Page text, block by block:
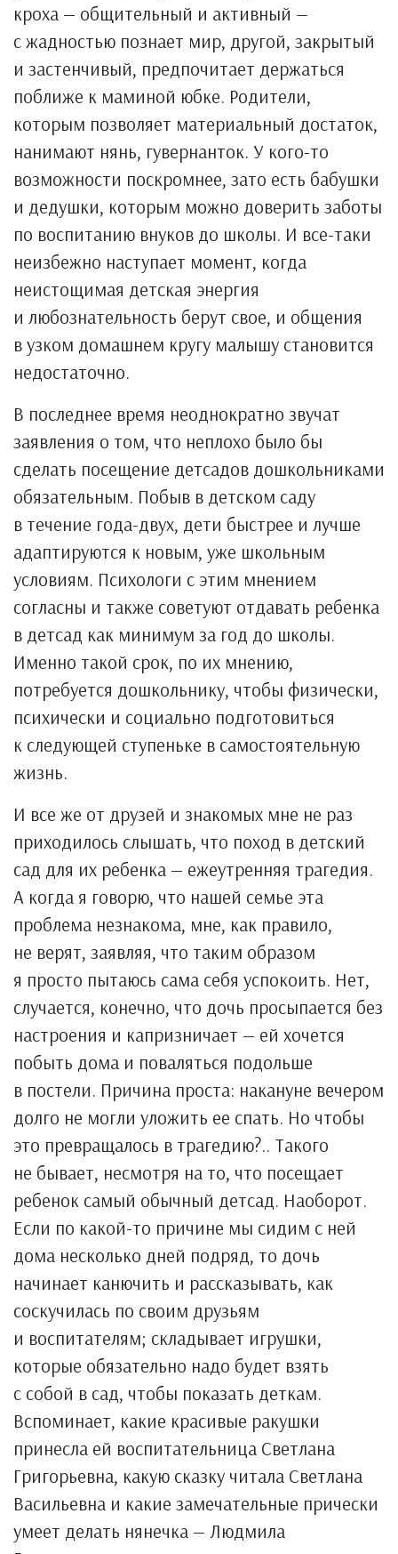
кроха — общительный и активный —
с жадностью познает мир, другой, закрытый
и застенчивый, предпочитает держаться
поближе к маминой юбке. Родители,
которым позволяет материальный достаток,
нанимают нянь, гувернанток. У кого-то
возможности поскромнее, зато есть бабушки
и дедушки, которым можно доверить заботы
по воспитанию внуков до школы. И все-таки
неизбежно наступает момент, когда
неистощимая детская энергия
и любознательность берут свое, и общения
в узком домашнем кругу малышу становится
недостаточно.
В последнее время неоднократно звучат
заявления о том, что неплохо было бы
сделать посещение детсадов дошкольниками
обязательным. Побыв в детском саду
в течение года-двух, дети быстрее и лучше
адаптируются к новым, уже школьным
условиям. Психологи с этим мнением
согласны и также советуют отдавать ребенка
в детсад как минимум за год до школы.
Именно такой срок, по их мнению,
потребуется дошкольнику, чтобы физически,
психически и социально подготовиться
к следующей ступеньке в самостоятельную
жизнь.
И все же от друзей и знакомых мне не раз
приходилось слышать, что поход в детский
сад для их ребенка — ежеутренняя трагедия.
А когда я говорю, что нашей семье эта
проблема незнакома, мне, как правило,
не верят, заявляя, что таким образом
я просто пытаюсь сама себя успокоить. Нет,
случается, конечно, что дочь просыпается без
настроения и капризничает — ей хочется
побыть дома и поваляться подольше
в постели. Причина проста: накануне вечером
долго не могли уложить ее спать. Но чтобы
это превращалось в трагедию?.. Такого
не бывает, несмотря на то, что посещает
ребенок самый обычный детсад. Наоборот.
Если по какой-то причине мы сидим с ней
дома несколько дней подряд, то дочь
начинает канючить и рассказывать, как
соскучилась по своим друзьям
и воспитателям; складывает игрушки,
которые обязательно надо будет взять
с собой в сад, чтобы показать деткам.
Вспоминает, какие красивые ракушки
принесла ей воспитательница Светлана
Григорьевна, какую сказку читала Светлана
Васильевна и какие замечательные прически
умеет делать нянечка — Людмила